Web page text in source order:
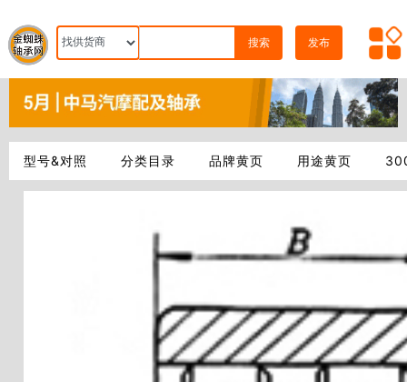
搜索 发布
型号&对照 分类目录 品牌黄页 用途黄页